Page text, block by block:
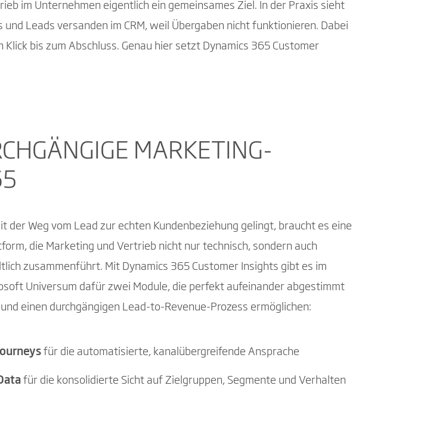
im Unternehmen eigentlich ein gemeinsames Ziel. In der Praxis sieht
Leads versanden im CRM, weil Übergaben nicht funktionieren. Dabei
bis zum Abschluss. Genau hier setzt Dynamics 365 Customer
MARKETING-
der Weg vom Lead zur echten Kundenbeziehung gelingt, braucht es eine
die Marketing und Vertrieb nicht nur technisch, sondern auch
zusammenführt. Mit Dynamics 365 Customer Insights gibt es im
Universum dafür zwei Module, die perfekt aufeinander abgestimmt
einen durchgängigen Lead-to-Revenue-Prozess ermöglichen:
Journeys für die automatisierte, kanalübergreifende Ansprache
für die konsolidierte Sicht auf Zielgruppen, Segmente und Verhalten